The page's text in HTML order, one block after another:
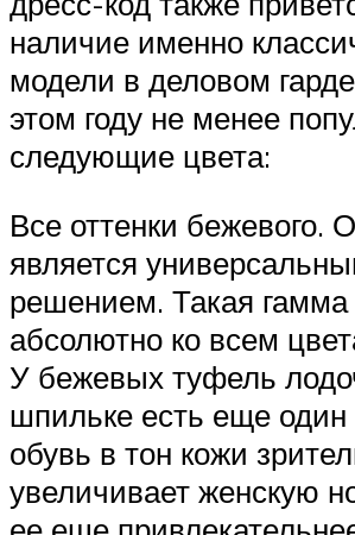
наличие именно
модели в деловом
этом году не менее
следующие цвета:
Все оттенки бежевого.
является
решением. Такая гамма
абсолютно ко всем
У бежевых туфель
шпильке есть еще
обувь в тон кожи
увеличивает женскую